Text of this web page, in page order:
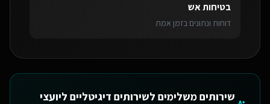
בטיחות אש
דוחות ונתונים בזמן אמת
שירותים משלימים לשירותים דיגיטליים ליועצי